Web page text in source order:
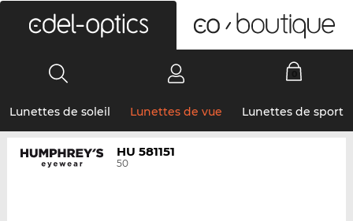
Lunettes de soleil Lunettes de vue Lunettes de sport
HU 581151
50